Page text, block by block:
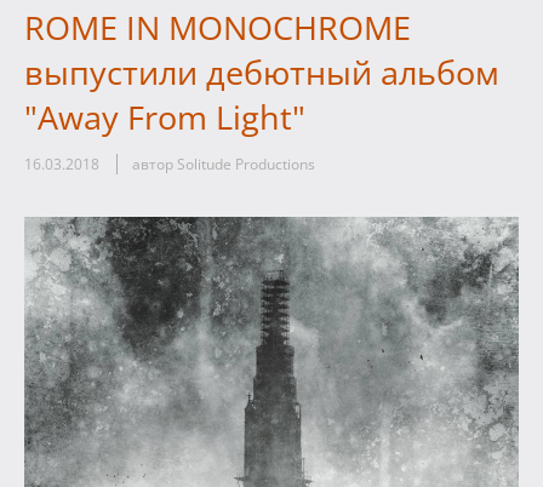
ROME IN MONOCHROME
выпустили дебютный альбом
"Away From Light"
16.03.2018 автор Solitude Productions